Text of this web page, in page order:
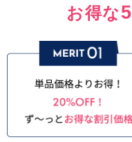
お得な5